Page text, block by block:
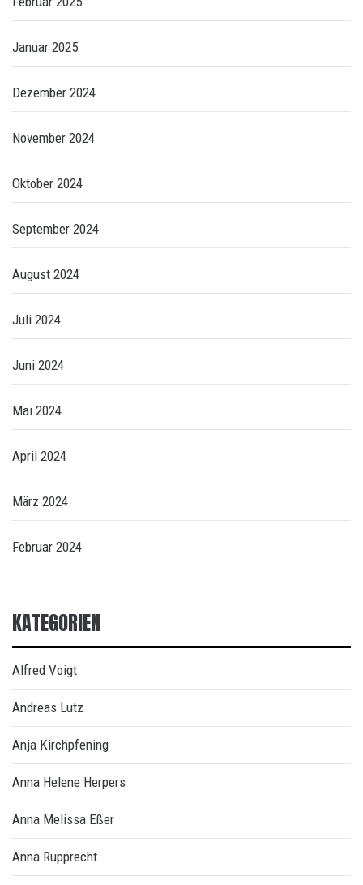
Januar 2025
Dezember 2024
November 2024
Oktober 2024
September 2024
August 2024
Juli 2024
Juni 2024
Mai 2024
April 2024
März 2024
Februar 2024
KATEGORIEN
Alfred Voigt
Andreas Lutz
Anja Kirchpfening
Anna Helene Herpers
Anna Melissa Eßer
Anna Rupprecht